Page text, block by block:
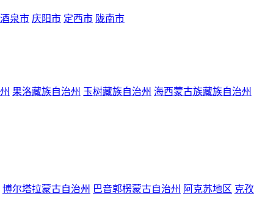
酒泉市 庆阳市 定西市 陇南市
果洛藏族自治州 玉树藏族自治州 海西蒙古族藏族自治州
博尔塔拉蒙古自治州 巴音郭楞蒙古自治州 阿克苏地区 克